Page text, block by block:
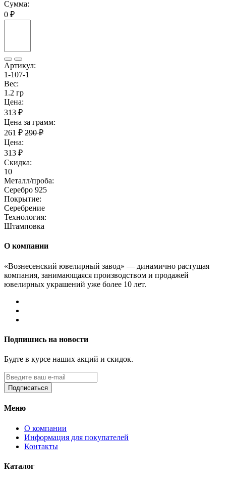
Сумма:
0 ₽
Артикул:
1-107-1
Вес:
1.2 гр
Цена:
313 ₽
Цена за грамм:
261 ₽ 290 ₽
Цена:
313 ₽
Скидка:
10
Металл/проба:
Серебро 925
Покрытие:
Серебрение
Технология:
Штамповка
О компании
«Вознесенский ювелирный завод» — динамично растущая
компания, занимающаяся производством и продажей
ювелирных украшений уже более 10 лет.
Подпишись на новости
Будте в курсе наших акций и скидок.
Подписаться
Меню
О компании
Информация для покупателей
Контакты
Каталог